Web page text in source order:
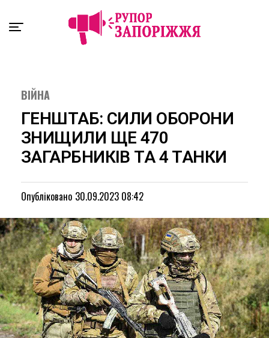
ВІЙНА
ГЕНШТАБ: СИЛИ ОБОРОНИ
ЗНИЩИЛИ ЩЕ 470
ЗАГАРБНИКІВ ТА 4 ТАНКИ
Опубліковано 30.09.2023 08:42
Exit mobile version